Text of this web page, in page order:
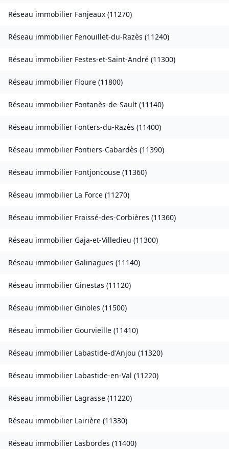
Réseau immobilier Fanjeaux (11270)
Réseau immobilier Fenouillet-du-Razès (11240)
Réseau immobilier Festes-et-Saint-André (11300)
Réseau immobilier Floure (11800)
Réseau immobilier Fontanès-de-Sault (11140)
Réseau immobilier Fonters-du-Razès (11400)
Réseau immobilier Fontiers-Cabardès (11390)
Réseau immobilier Fontjoncouse (11360)
Réseau immobilier La Force (11270)
Réseau immobilier Fraissé-des-Corbières (11360)
Réseau immobilier Gaja-et-Villedieu (11300)
Réseau immobilier Galinagues (11140)
Réseau immobilier Ginestas (11120)
Réseau immobilier Ginoles (11500)
Réseau immobilier Gourvieille (11410)
Réseau immobilier Labastide-d'Anjou (11320)
Réseau immobilier Labastide-en-Val (11220)
Réseau immobilier Lagrasse (11220)
Réseau immobilier Lairière (11330)
Réseau immobilier Lasbordes (11400)